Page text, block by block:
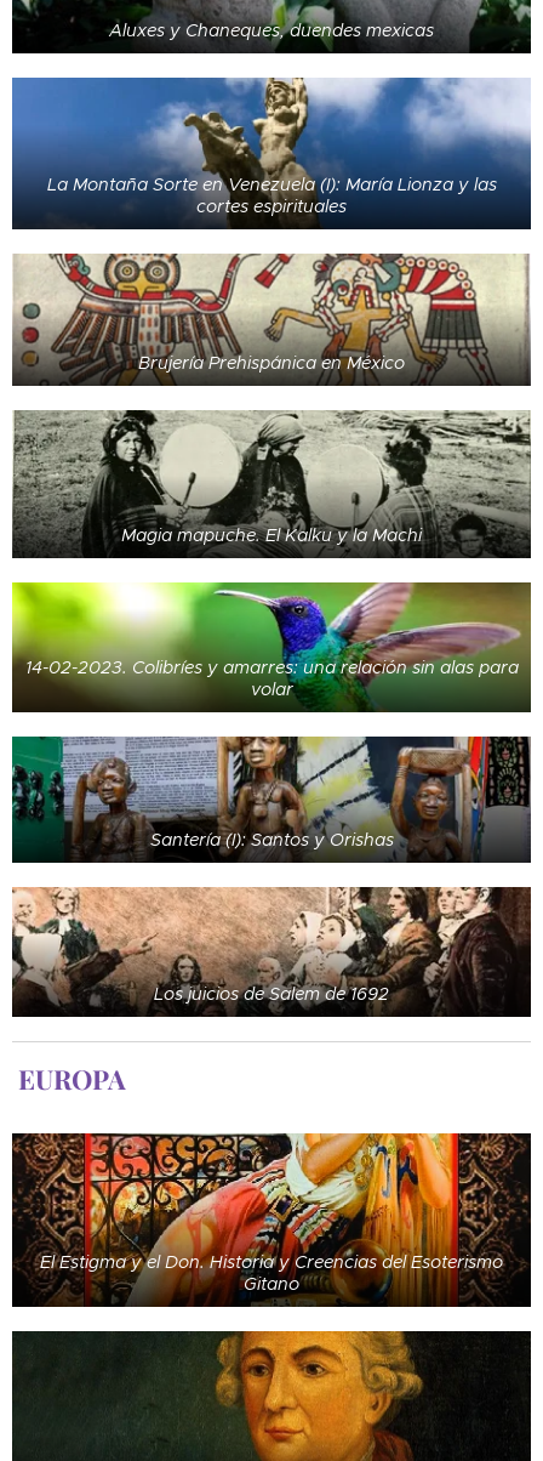
Aluxes y Chaneques, duendes mexicas
La Montaña Sorte en Venezuela (I): María Lionza y las
cortes espirituales
Brujería Prehispánica en México
Magia mapuche. El Kalku y la Machi
14-02-2023. Colibríes y amarres: una relación sin alas para
volar
Santería (I): Santos y Orishas
Los juicios de Salem de 1692
EUROPA
El Estigma y el Don. Historia y Creencias del Esoterismo
Gitano